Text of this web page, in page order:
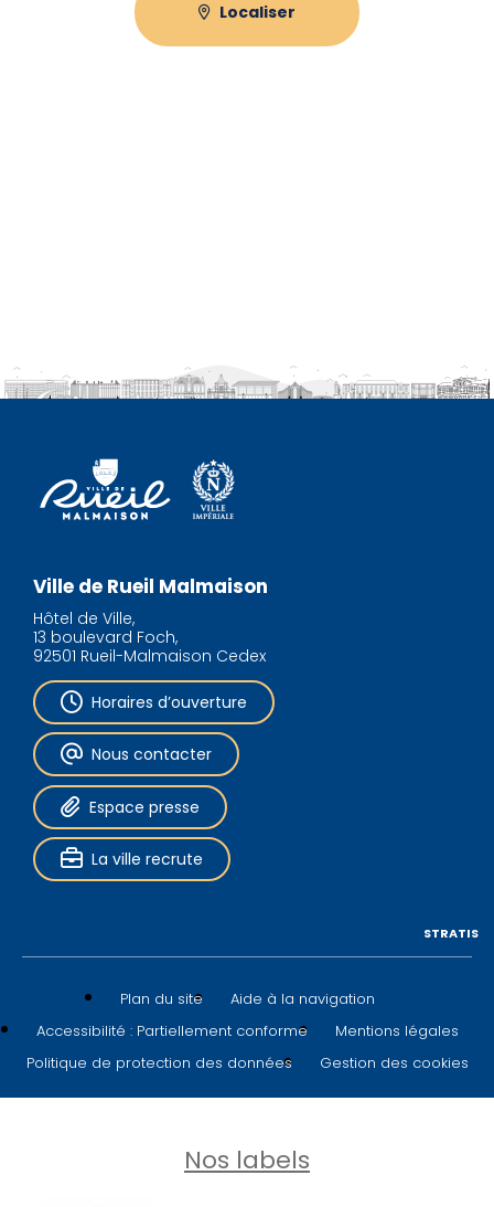
Localiser
Ville de Rueil Malmaison
Hôtel de Ville,
13 boulevard Foch,
92501 Rueil-Malmaison Cedex
Horaires d’ouverture
Nous contacter
Espace presse
La ville recrute
Plan du site
Aide à la navigation
Accessibilité : Partiellement conforme
Mentions légales
Politique de protection des données
Gestion des cookies
STRATIS
Nos labels